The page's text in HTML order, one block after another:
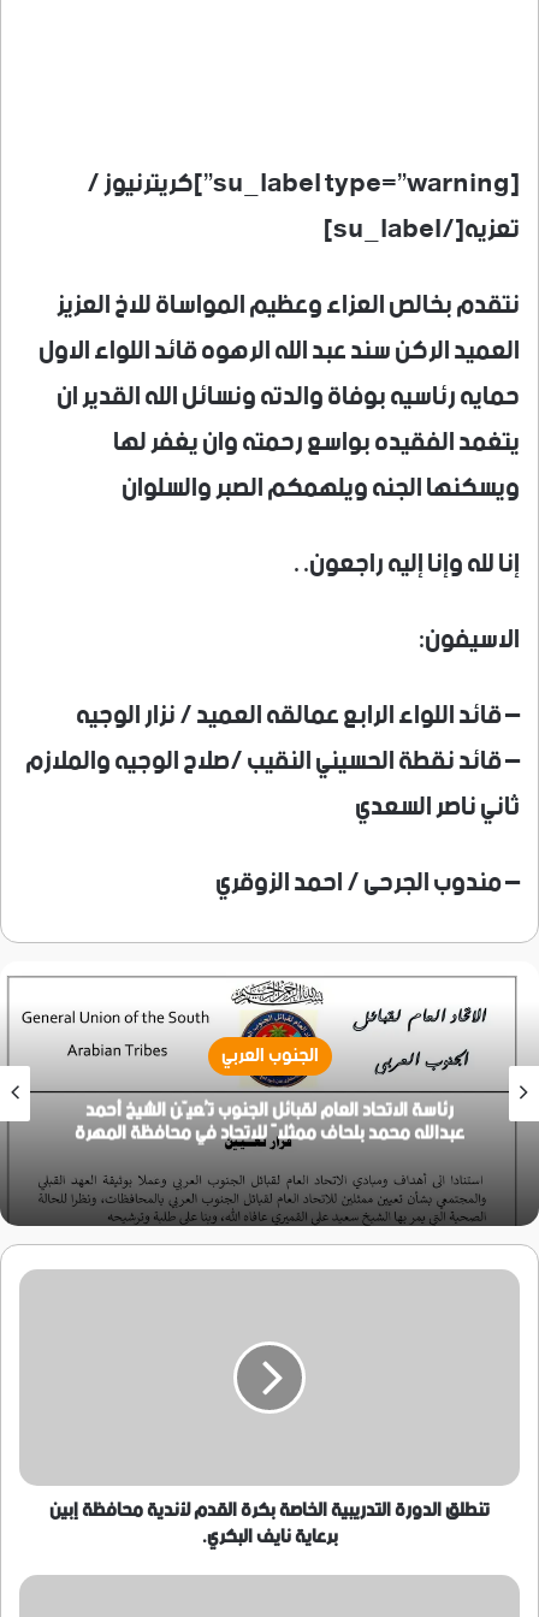
[su_label type=”warning”]كريترنيوز /
تعزيه[/su_label]
نتقدم بخالص العزاء وعظيم المواساة للاخ العزيز
العميد الركن سند عبد الله الرهوه قائد اللواء الاول
حمايه رئاسيه بوفاة والدته ونسائل الله القدير ان
يتغمد الفقيده بواسع رحمته وان يغفر لها
ويسكنها الجنه ويلهمكم الصبر والسلوان
إنا لله وإنا إليه راجعون. .
الاسيفون:
– قائد اللواء الرابع عمالقه العميد / نزار الوجيه
– قائد نقطة الحسيني النقيب /صلاح الوجيه والملازم
ثاني ناصر السعدي
– مندوب الجرحى / احمد الزوقري
الجنوب العربي
رئاسة الاتحاد العام لقبائل الجنوب تُعيّن الشيخ أحمد
عبدالله محمد بلحاف ممثلاً للاتحاد في محافظة المهرة
تنطلق
إبينبرعاية
نايفتنطلق الدورة التدريبية الخاصة بكرة القدم لأندية محافظة إبين
برعاية نايف البكري.
اولياء